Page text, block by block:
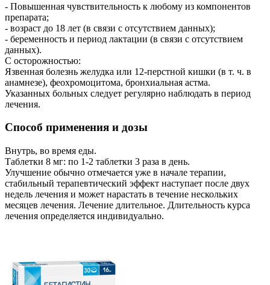
- Повышенная чувствительность к любому из компонентов
препарата;
- возраст до 18 лет (в связи с отсутствием данных);
- беременность и период лактации (в связи с отсутствием
данных).
С осторожностью:
Язвенная болезнь желудка или 12-перстной кишки (в т. ч. в
анамнезе), феохромоцитома, бронхиальная астма.
Указанных больных следует регулярно наблюдать в период
лечения.
Способ применения и дозы
Внутрь, во время еды.
Таблетки 8 мг: по 1-2 таблетки 3 раза в день.
Улучшение обычно отмечается уже в начале терапии,
стабильный терапевтический эффект наступает после двух
недель лечения и может нарастать в течение нескольких
месяцев лечения. Лечение длительное. Длительность курса
лечения определяется индивидуально.